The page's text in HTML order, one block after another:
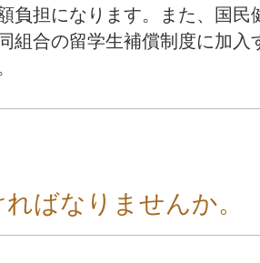
負担になります。また、国
組合の留学生補償制度に加
ばなりませんか。